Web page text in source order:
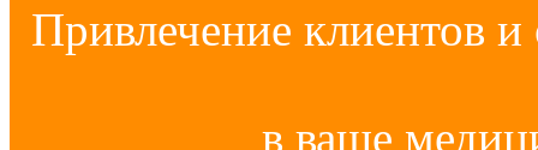
Привлечение клиентов и
в ваше